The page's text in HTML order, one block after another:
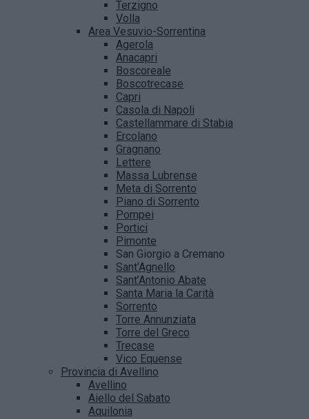
Terzigno
Volla
Area Vesuvio-Sorrentina
Agerola
Anacapri
Boscoreale
Boscotrecase
Capri
Casola di Napoli
Castellammare di Stabia
Ercolano
Gragnano
Lettere
Massa Lubrense
Meta di Sorrento
Piano di Sorrento
Pompei
Portici
Pimonte
San Giorgio a Cremano
Sant’Agnello
Sant’Antonio Abate
Santa Maria la Carità
Sorrento
Torre Annunziata
Torre del Greco
Trecase
Vico Equense
Provincia di Avellino
Avellino
Aiello del Sabato
Aquilonia